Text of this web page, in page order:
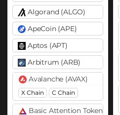
Algorand (ALGO)
ApeCoin (APE)
Aptos (APT)
Arbitrum (ARB)
Avalanche (AVAX)
X Chain C Chain
Basic Attention Token (BAT)